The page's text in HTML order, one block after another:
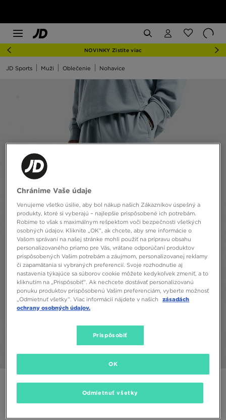
NOVINKY Zistite viac
JD Sports Muži Oblečenie Nohavice
JORDAN NOHAVICE JORDAN SPORT CROSSOVER
Chránime Vaše údaje
Venujeme všetko úsilie, aby bol nákup našich Zákazníkov úspešný a
produkty, ktoré si vyberajú – najlepšie prispôsobené ich potrebám.
Robíme to však s maximálnym rešpektom voči bezpečnosti všetkých
osobných údajov. Kliknite „OK”, ak chcete, aby sme informácie o
Vašom správaní na našej stránke mohli použiť na prípravu obsahu
personalizovaného priamo pre Vás, vrátane odporúčaní produktov
prispôsobených Vašim potrebám a záujmom, personalizovanej reklamy
či zapamätania si vybraných preferencií. Svoje rozhodnutie aj
nastavenia týkajúce sa súborov cookie môžete kedykoľvek zmeniť, a to
kliknutím na „Prispôsobiť”. Ak nechcete dostávať personalizovanú
ponuku produktov prispôsobenú Vašim preferenciám, vyberte možnosť
„Odmietnuť všetky”. Viac informácií nájdete v našich
zásadách
ochrany osobných údajov.
Prispôsobiť
Odmietnuť všetky
OK